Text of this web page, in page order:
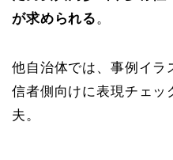
が求められる 。
他自治体では、事例イラ
信者側向けに表現チェッ
夫。